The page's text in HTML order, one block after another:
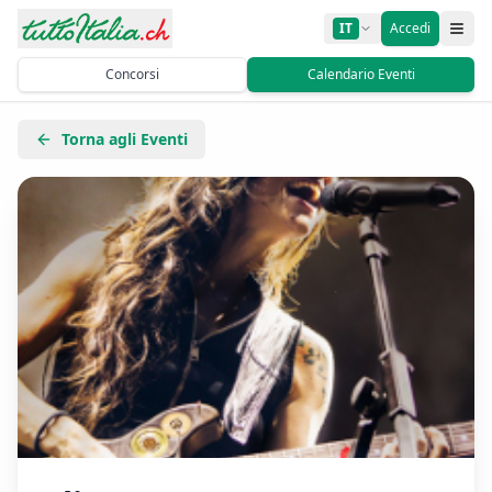
IT Accedi
Concorsi Calendario Eventi
Torna agli Eventi